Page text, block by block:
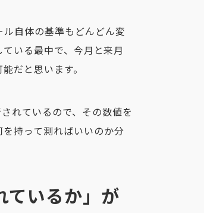
自体の基準もどんどん変
いる最中で、今月と来月
だと思います。
れているので、その数値を
持って測ればいいのか分
ているか」が